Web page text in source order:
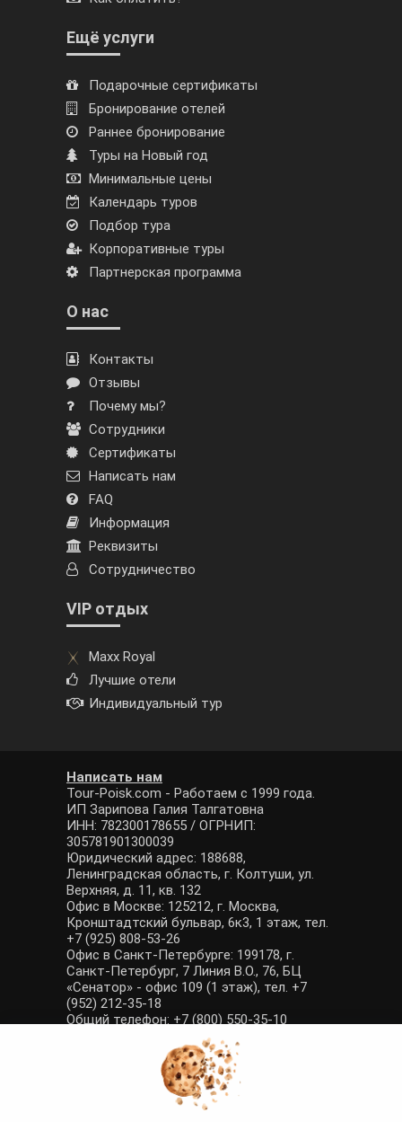
Ещё услуги
Подарочные сертификаты
Бронирование отелей
Раннее бронирование
Туры на Новый год
Минимальные цены
Календарь туров
Подбор тура
Корпоративные туры
Партнерская программа
О нас
Контакты
Отзывы
Почему мы?
Сотрудники
Сертификаты
Написать нам
FAQ
Информация
Реквизиты
Сотрудничество
VIP отдых
Maxx Royal
Лучшие отели
Индивидуальный тур
Написать нам
Tour-Poisk.com - Работаем с 1999 года.
ИП Зарипова Галия Талгатовна
ИНН: 782300178655 / ОГРНИП:
305781901300039
Юридический адрес: 188688,
Ленинградская область, г. Колтуши, ул.
Верхняя, д. 11, кв. 132
Офис в Москве: 125212, г. Москва,
Кронштадтский бульвар, 6к3, 1 этаж, тел.
+7 (925) 808-53-26
Офис в Санкт-Петербурге: 199178, г.
Санкт-Петербург, 7 Линия В.О., 76, БЦ
«Сенатор» - офис 109 (1 этаж), тел. +7
(952) 212-35-18
Общий телефон: +7 (800) 550-35-10
E-mail: manager@tour-poisk.com (общие
вопросы), admin@tour-poisk.com (жалобы)
Номер в Общероссийском реестре
туристических агентств: РТА 0003424
Политика конфиденциальности